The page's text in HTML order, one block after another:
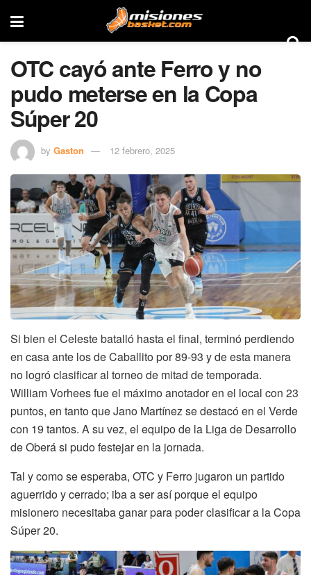
OTC cayó ante Ferro y no
pudo meterse en la Copa
Súper 20
by Gaston 12 febrero, 2025
Si bien el Celeste batalló hasta el final, terminó perdiendo
en casa ante los de Caballito por 89-93 y de esta manera
no logró clasificar al torneo de mitad de temporada.
William Vorhees fue el máximo anotador en el local con 23
puntos, en tanto que Jano Martínez se destacó en el Verde
con 19 tantos. A su vez, el equipo de la Liga de Desarrollo
de Oberá si pudo festejar en la jornada.
Tal y como se esperaba, OTC y Ferro jugaron un partido
aguerrido y cerrado; iba a ser así porque el equipo
misionero necesitaba ganar para poder clasificar a la Copa
Súper 20.